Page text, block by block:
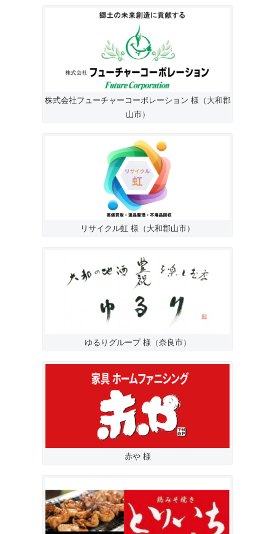
株式会社フューチャーコーポレーション 様（大和郡
山市）
リサイクル虹 様（大和郡山市）
ゆるりグループ 様（奈良市）
赤や 様